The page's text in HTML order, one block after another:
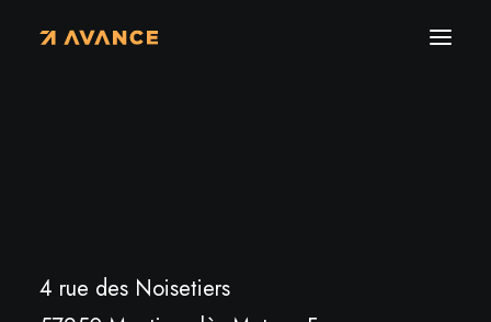
4 rue des Noisetiers